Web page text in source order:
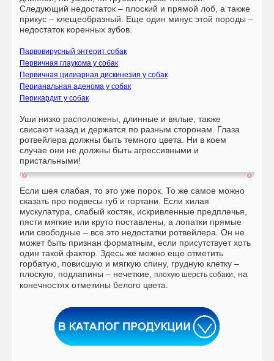
Следующий недостаток – плоский и прямой лоб, а также
прикус – клещеобразный. Еще один минус этой породы –
недостаток коренных зубов.
Парвовирусный энтерит собак
Первичная глаукома у собак
Первичная цилиарная дискинезия у собак
Перианальная аденома у собак
Перикардит у собак
Уши низко расположены, длинные и вялые, также
свисают назад и держатся по разным сторонам. Глаза
ротвейлера должны быть темного цвета. Ни в коем
случае они не должны быть агрессивными и
пристальными!
Если шея слабая, то это уже порок. То же самое можно
сказать про подвесы губ и гортани. Если хилая
мускулатура, слабый костяк, искривленные предплечья,
пясти мягкие или круто поставлены, а лопатки прямые
или свободные – все это недостатки ротвейлера. Он не
может быть признан форматным, если присутствует хоть
один такой фактор. Здесь же можно еще отметить
горбатую, повисшую и мягкую спину, грудную клетку –
плоскую, подлапины – нечеткие, плохую шерсть собаки, на
конечностях отметины белого цвета.